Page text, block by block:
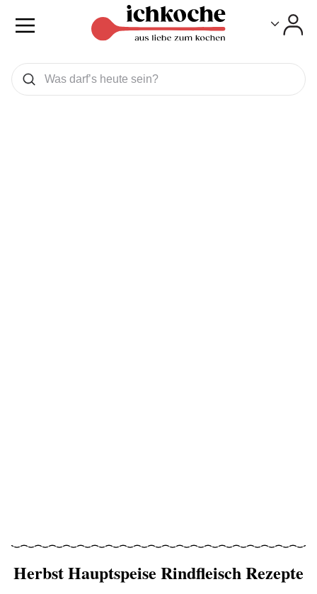
Was wollen Sie suchen
Suchen
Herbst Hauptspeise Rindfleisch Rezepte